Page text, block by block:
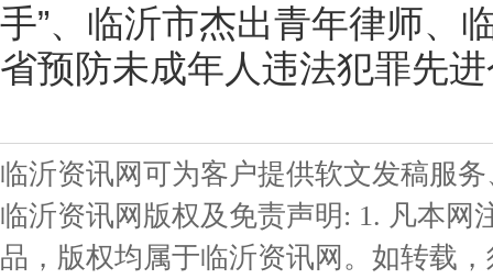
手”、临沂市杰出青年律师、
省预防未成年人违法犯罪先
临沂资讯网可为客户提供软文发稿服
临沂资讯网版权及免责声明: 1. 凡本网
品，版权均属于临沂资讯网。如转载